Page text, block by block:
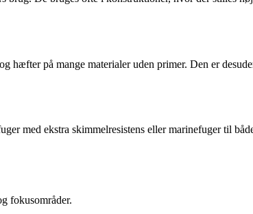
hæfter på mange materialer uden primer. Den er
med ekstra skimmelresistens eller marinefuger til
fokusområder.